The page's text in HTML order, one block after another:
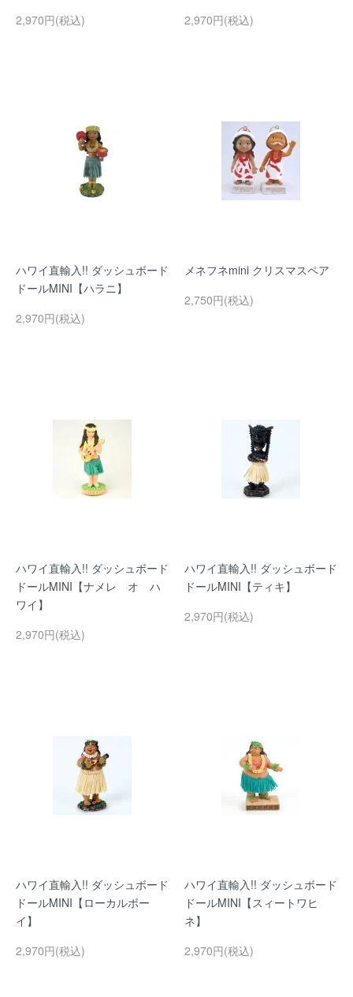
2,970円(税込) 2,970円(税込)
ハワイ直輸入!! ダッシュボード
ドールMINI【ハラニ】
2,970円(税込)
メネフネmini クリスマスペア
2,750円(税込)
ハワイ直輸入!! ダッシュボード
ドールMINI【ナメレ オ ハ
ワイ】
2,970円(税込)
ハワイ直輸入!! ダッシュボード
ドールMINI【ティキ】
2,970円(税込)
ハワイ直輸入!! ダッシュボード
ドールMINI【ローカルボー
イ】
2,970円(税込)
ハワイ直輸入!! ダッシュボード
ドールMINI【スィートワヒ
ネ】
2,970円(税込)